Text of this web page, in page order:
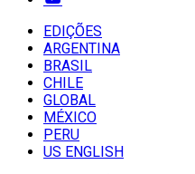
EDIÇÕES
ARGENTINA
BRASIL
CHILE
GLOBAL
MÉXICO
PERU
US ENGLISH